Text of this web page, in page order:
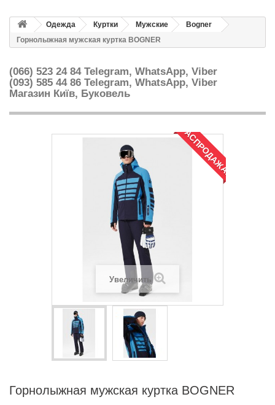
Одежда Куртки Мужские
Bogner
Горнолыжная мужская куртка BOGNER
(066) 523 24 84 Telegram, WhatsApp, Viber
(093) 585 44 86 Telegram, WhatsApp, Viber
Магазин Київ, Буковель
РАСПРОДАЖА!
Увеличить
Горнолыжная мужская куртка BOGNER